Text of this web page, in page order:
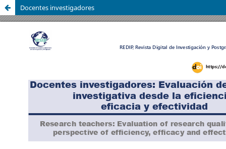
Docentes investigadores